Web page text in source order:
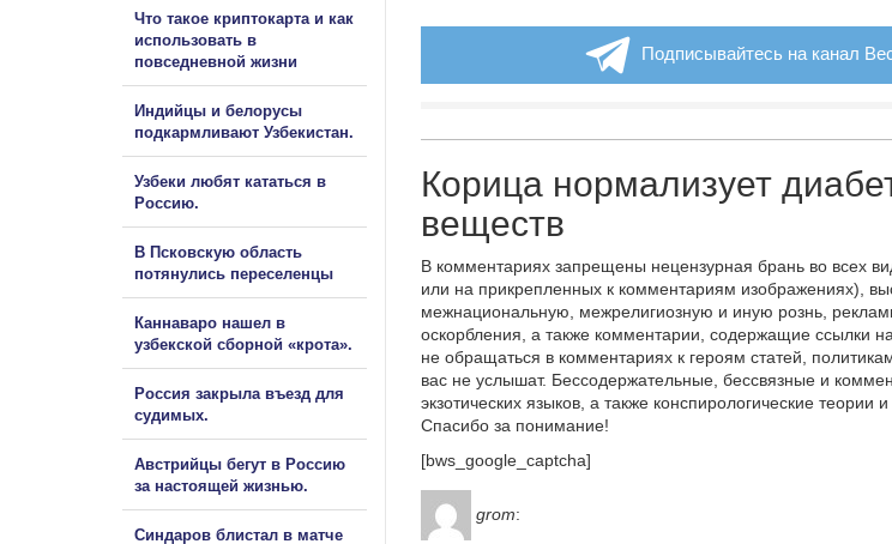
Подписывайтесь на канал
Корица нормализует
веществ
В комментариях запрещены нецензурная брань во всех
или на прикрепленных к комментариям изображениях),
межнациональную, межрелигиозную и иную рознь,
оскорбления, а также комментарии, содержащие ссылки
не обращаться в комментариях к героям статей,
вас не услышат. Бессодержательные, бессвязные и
экзотических языков, а также конспирологические
Спасибо за понимание!
[bws_google_captcha]
grom:
Что такое криптокарта и как
использовать в
повседневной жизни
Индийцы и белорусы
подкармливают Узбекистан.
Узбеки любят кататься в
Россию.
В Псковскую область
потянулись переселенцы
Каннаваро нашел в
узбекской сборной «крота».
Россия закрыла въезд для
судимых.
Австрийцы бегут в Россию
за настоящей жизнью.
Синдаров блистал в матче